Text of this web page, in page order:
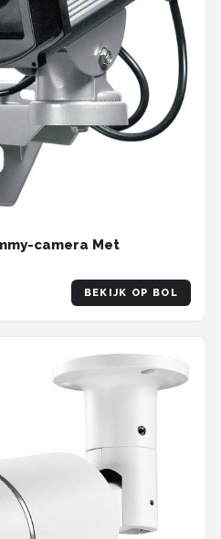
camera Met
BEKIJK OP BOL